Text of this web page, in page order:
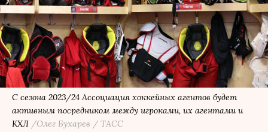
С сезона 2023/24 Ассоциация хоккейных агентов будет
активным посредником между игроками, их агентами и
КХЛ /Олег Бухарев / ТАСС